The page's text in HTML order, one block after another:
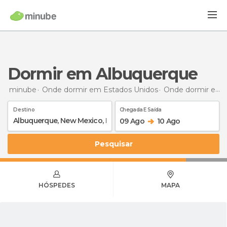
Dormir em Albuquerque
minube Onde dormir em Estados Unidos Onde dormir em Novo México
Destino Chegada E Saída
09 Ago 10 Ago
Pesquisar
HÓSPEDES MAPA